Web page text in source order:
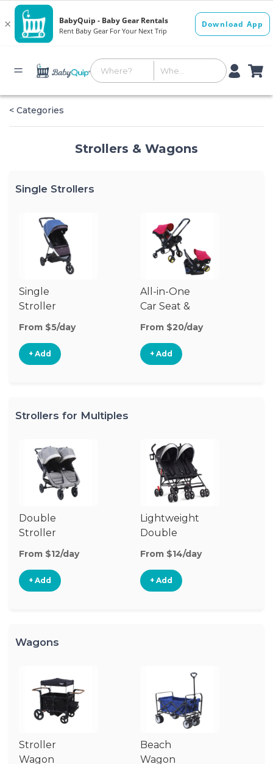
< Categories
Strollers & Wagons
Single Strollers
Single
Stroller
From $5/day
+ Add
All-in-One
Car Seat &
Stroller
From $20/day
+ Add
Strollers for Multiples
Double
Stroller
From $12/day
+ Add
Lightweight
Double
Stroller
From $14/day
+ Add
Wagons
Stroller
Wagon
Beach
Wagon